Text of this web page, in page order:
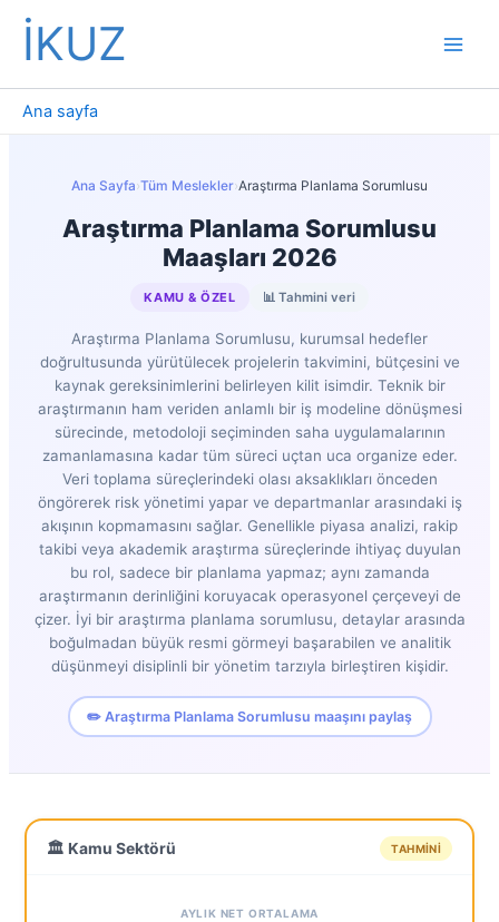
İçeriğe
İKUZ
Ana sayfa
Ana Sayfa›Tüm Meslekler›Araştırma Planlama Sorumlusu
Araştırma Planlama Sorumlusu
Maaşları 2026
KAMU & ÖZEL 📊 Tahmini veri
Araştırma Planlama Sorumlusu, kurumsal hedefler
doğrultusunda yürütülecek projelerin takvimini, bütçesini ve
kaynak gereksinimlerini belirleyen kilit isimdir. Teknik bir
araştırmanın ham veriden anlamlı bir iş modeline dönüşmesi
sürecinde, metodoloji seçiminden saha uygulamalarının
zamanlamasına kadar tüm süreci uçtan uca organize eder.
Veri toplama süreçlerindeki olası aksaklıkları önceden
öngörerek risk yönetimi yapar ve departmanlar arasındaki iş
akışının kopmamasını sağlar. Genellikle piyasa analizi, rakip
takibi veya akademik araştırma süreçlerinde ihtiyaç duyulan
bu rol, sadece bir planlama yapmaz; aynı zamanda
araştırmanın derinliğini koruyacak operasyonel çerçeveyi de
çizer. İyi bir araştırma planlama sorumlusu, detaylar arasında
boğulmadan büyük resmi görmeyi başarabilen ve analitik
düşünmeyi disiplinli bir yönetim tarzıyla birleştiren kişidir.
✏️ Araştırma Planlama Sorumlusu maaşını paylaş
🏛️ Kamu Sektörü TAHMINI
AYLIK NET ORTALAMA